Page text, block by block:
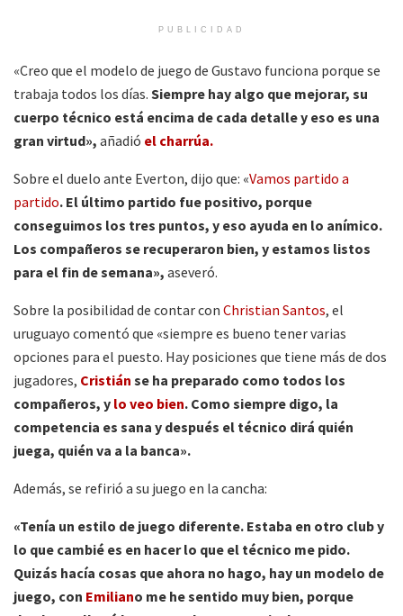
PUBLICIDAD
«Creo que el modelo de juego de Gustavo funciona porque se
trabaja todos los días. Siempre hay algo que mejorar, su
cuerpo técnico está encima de cada detalle y eso es una
gran virtud», añadió el charrúa.
Sobre el duelo ante Everton, dijo que: «Vamos partido a
partido. El último partido fue positivo, porque
conseguimos los tres puntos, y eso ayuda en lo anímico.
Los compañeros se recuperaron bien, y estamos listos
para el fin de semana», aseveró.
Sobre la posibilidad de contar con Christian Santos, el
uruguayo comentó que «siempre es bueno tener varias
opciones para el puesto. Hay posiciones que tiene más de dos
jugadores, Cristián se ha preparado como todos los
compañeros, y lo veo bien. Como siempre digo, la
competencia es sana y después el técnico dirá quién
juega, quién va a la banca».
Además, se refirió a su juego en la cancha:
«Tenía un estilo de juego diferente. Estaba en otro club y
lo que cambié es en hacer lo que el técnico me pido.
Quizás hacía cosas que ahora no hago, hay un modelo de
juego, con Emiliano me he sentido muy bien, porque